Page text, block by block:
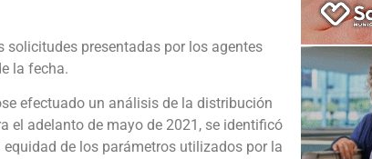
presentadas por los agentes
la fecha.
efectuado un análisis de la distribución
el adelanto de mayo de 2021, se identificó
de los parámetros utilizados por la